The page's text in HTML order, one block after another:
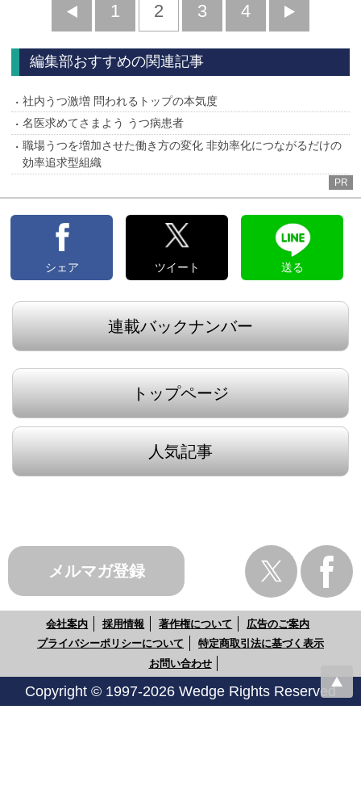
前
へ
1 2 3 4
へ
編集部おすすめの関連記事
社内うつ激増 問われるトップの本気度
名医求めてさまよう うつ病患者
職場うつを増加させた働き方の変化 非効率化につながるだけの
効率追求型組織
PR
シェア ツイート 送る
連載バックナンバー
トップページ
人気記事
メルマガ登録
会社案内 採用情報 著作権について
広告のご案内
プライバシーポリシーについて
特定商取引法に基づく表示
お問い合わせ
Copyright © 1997-2026 Wedge Rights Reserved